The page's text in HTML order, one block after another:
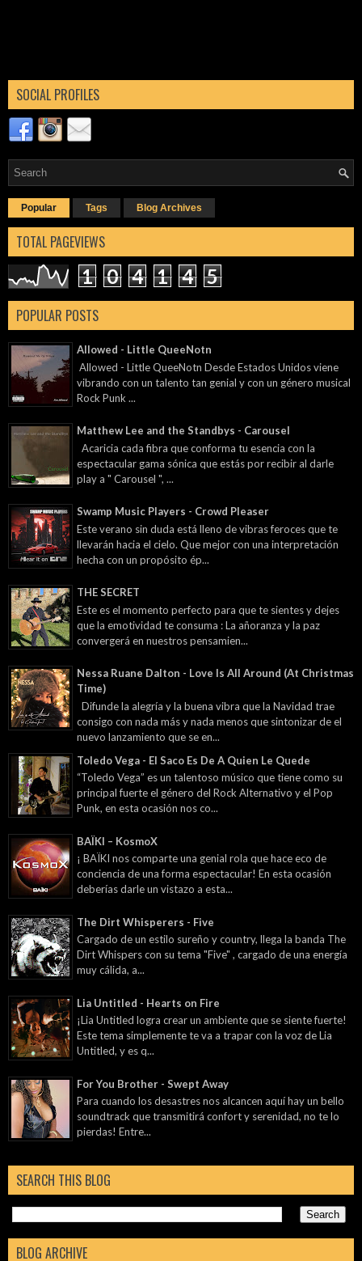
SOCIAL PROFILES
Popular Tags Blog Archives
TOTAL PAGEVIEWS
1 0 4 1 4 5
POPULAR POSTS
Allowed - Little QueeNotn
Allowed - Little QueeNotn Desde Estados Unidos viene
vibrando con un talento tan genial y con un género musical
Rock Punk ...
Matthew Lee and the Standbys - Carousel
Acaricia cada fibra que conforma tu esencia con la
espectacular gama sónica que estás por recibir al darle
play a " Carousel ", ...
Swamp Music Players - Crowd Pleaser
Este verano sin duda está lleno de vibras feroces que te
llevarán hacia el cielo. Que mejor con una interpretación
hecha con un propósito ép...
THE SECRET
Este es el momento perfecto para que te sientes y dejes
que la emotividad te consuma : La añoranza y la paz
convergerá en nuestros pensamien...
Nessa Ruane Dalton - Love Is All Around (At Christmas
Time)
Difunde la alegría y la buena vibra que la Navidad trae
consigo con nada más y nada menos que sintonizar de el
nuevo lanzamiento que se en...
Toledo Vega - El Saco Es De A Quien Le Quede
“Toledo Vega” es un talentoso músico que tiene como su
principal fuerte el género del Rock Alternativo y el Pop
Punk, en esta ocasión nos co...
BAÏKI – KosmoX
¡ BAÏKI nos comparte una genial rola que hace eco de
conciencia de una forma espectacular! En esta ocasión
deberías darle un vistazo a esta...
The Dirt Whisperers - Five
Cargado de un estilo sureño y country, llega la banda The
Dirt Whispers con su tema "Five" , cargado de una energía
muy cálida, a...
Lia Untitled - Hearts on Fire
¡Lia Untitled logra crear un ambiente que se siente fuerte!
Este tema simplemente te va a trapar con la voz de Lia
Untitled, y es q...
For You Brother - Swept Away
Para cuando los desastres nos alcancen aquí hay un bello
soundtrack que transmitirá confort y serenidad, no te lo
pierdas! Entre...
SEARCH THIS BLOG
BLOG ARCHIVE